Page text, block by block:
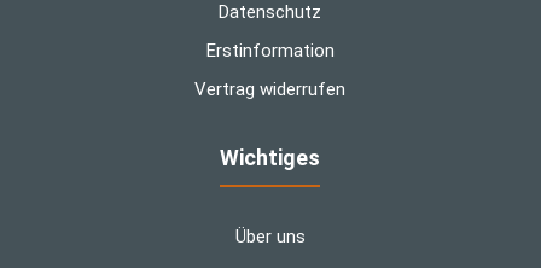
Datenschutz
Erstinformation
Vertrag widerrufen
Wichtiges
Über uns